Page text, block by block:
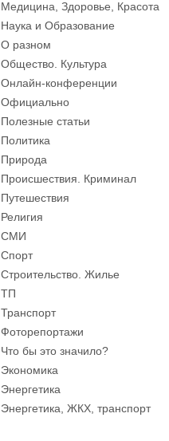
Медицина, Здоровье, Красота
Наука и Образование
О разном
Общество. Культура
Онлайн-конференции
Официально
Полезные статьи
Политика
Природа
Происшествия. Криминал
Путешествия
Религия
СМИ
Спорт
Строительство. Жилье
ТП
Транспорт
Фоторепортажи
Что бы это значило?
Экономика
Энергетика
Энергетика, ЖКХ, транспорт